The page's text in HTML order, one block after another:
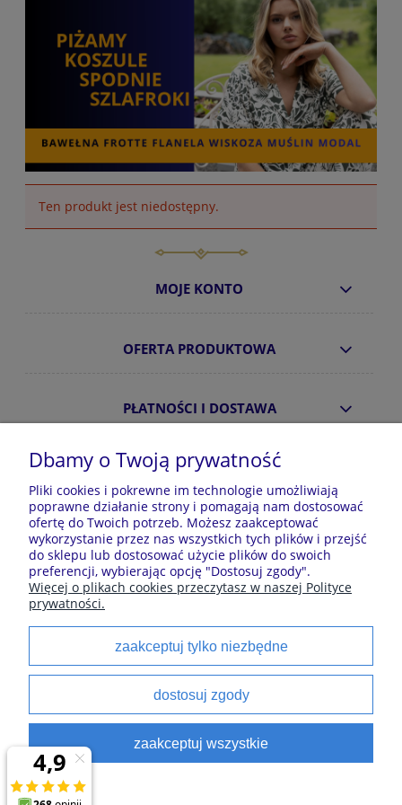
Ten produkt jest niedostępny.
MOJE KONTO
OFERTA PRODUKTOWA
PŁATNOŚCI I DOSTAWA
INFORMACJE
O NAS
Sklep z piżamami Kraina Piżam | Plac Zwycięstwa 7, 28-
100 Busko-Zdrój | E-mail: krainapizam@gmail.com | Tel.
602 809 945 | NIP: 6551814701 | REGON: 528344498
Polecane kategorie
Szlaforki dla dzieci
Piżamy damskie
Piżamy męskie
Koszule noce
Dbamy o Twoją prywatność
Pliki cookies i pokrewne im technologie umożliwiają
poprawne działanie strony i pomagają nam dostosować
ofertę do Twoich potrzeb. Możesz zaakceptować
wykorzystanie przez nas wszystkich tych plików i przejść
do sklepu lub dostosować użycie plików do swoich
preferencji, wybierając opcję "Dostosuj zgody".
Więcej o plikach cookies przeczytasz w naszej Polityce
prywatności.
zaakceptuj tylko niezbędne
dostosuj zgody
zaakceptuj wszystkie